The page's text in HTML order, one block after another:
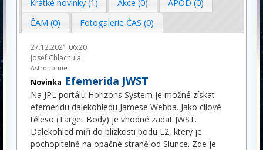
Krátké novinky (1)
Akce (0)
APOD (0)
ČAM (0)
Fotogalerie ČAS (0)
27.12.2021 06:20
Josef Chlachula
Astronomie
Novinka Efemerida JWST
Na JPL portálu Horizons System je možné získat
efemeridu dalekohledu Jamese Webba. Jako cílové
těleso (Target Body) je vhodné zadat JWST.
Dalekohled míří do blízkosti bodu L2, který je
pochopitelně na opačné straně od Slunce. Zde je